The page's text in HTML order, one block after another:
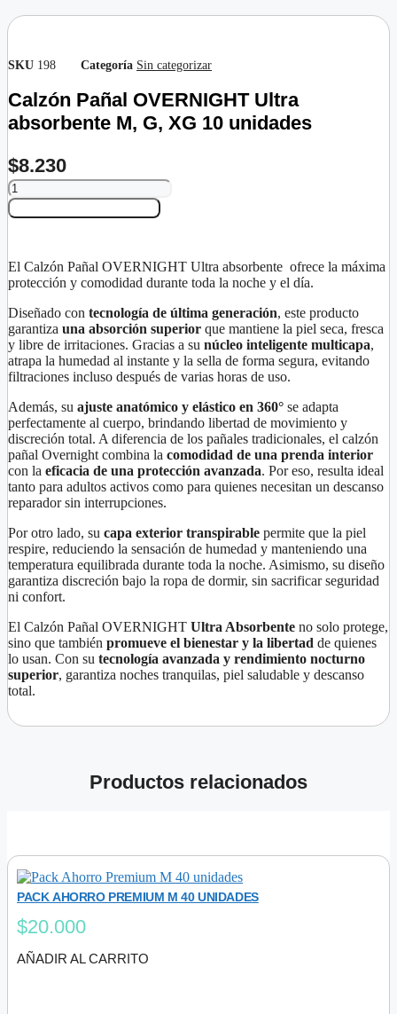
SKU 198 Categoría Sin categorizar
Calzón Pañal OVERNIGHT Ultra
absorbente M, G, XG 10 unidades
$8.230
Calzón
Pañal
OVERNIGHT
M,
G,
10
unidades
cantidad
El Calzón Pañal OVERNIGHT Ultra absorbente ofrece la máxima
protección y comodidad durante toda la noche y el día.
Diseñado con tecnología de última generación, este producto
garantiza una absorción superior que mantiene la piel seca, fresca
y libre de irritaciones. Gracias a su núcleo inteligente multicapa,
atrapa la humedad al instante y la sella de forma segura, evitando
filtraciones incluso después de varias horas de uso.
Además, su ajuste anatómico y elástico en 360° se adapta
perfectamente al cuerpo, brindando libertad de movimiento y
discreción total. A diferencia de los pañales tradicionales, el calzón
pañal Overnight combina la comodidad de una prenda interior
con la eficacia de una protección avanzada. Por eso, resulta ideal
tanto para adultos activos como para quienes necesitan un descanso
reparador sin interrupciones.
Por otro lado, su capa exterior transpirable permite que la piel
respire, reduciendo la sensación de humedad y manteniendo una
temperatura equilibrada durante toda la noche. Asimismo, su diseño
garantiza discreción bajo la ropa de dormir, sin sacrificar seguridad
ni confort.
El Calzón Pañal OVERNIGHT Ultra Absorbente no solo protege,
sino que también promueve el bienestar y la libertad de quienes
lo usan. Con su tecnología avanzada y rendimiento nocturno
superior, garantiza noches tranquilas, piel saludable y descanso
total.
Productos relacionados
PACK AHORRO PREMIUM M 40 UNIDADES
$20.000
AÑADIR AL CARRITO